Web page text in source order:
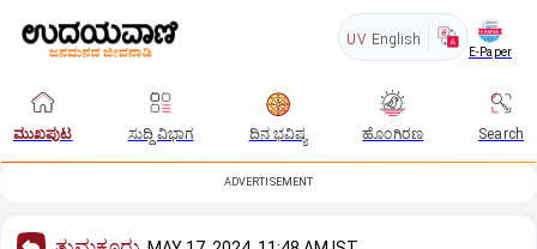
UV English
E-Paper
ಮುಖಪುಟ ಸುದ್ದಿ ವಿಭಾಗ ದಿನ ಭವಿಷ್ಯ ಹೊಂಗಿರಣ Search
ADVERTISEMENT